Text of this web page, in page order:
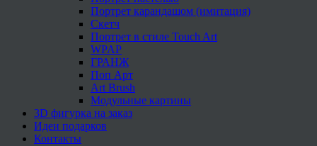
Портрет карандашом (имитация)
Скетч
Портрет в стиле Touch Art
WPAP
ГРАНЖ
Поп Арт
Art Brush
Модульные картины
3D фигурка на заказ
Идеи подарков
Контакты